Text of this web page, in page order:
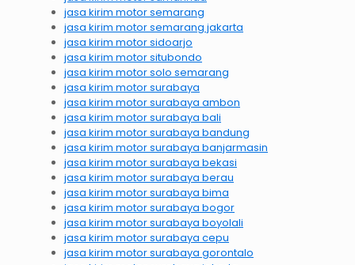
jasa kirim motor semarang
jasa kirim motor semarang jakarta
jasa kirim motor sidoarjo
jasa kirim motor situbondo
jasa kirim motor solo semarang
jasa kirim motor surabaya
jasa kirim motor surabaya ambon
jasa kirim motor surabaya bali
jasa kirim motor surabaya bandung
jasa kirim motor surabaya banjarmasin
jasa kirim motor surabaya bekasi
jasa kirim motor surabaya berau
jasa kirim motor surabaya bima
jasa kirim motor surabaya bogor
jasa kirim motor surabaya boyolali
jasa kirim motor surabaya cepu
jasa kirim motor surabaya gorontalo